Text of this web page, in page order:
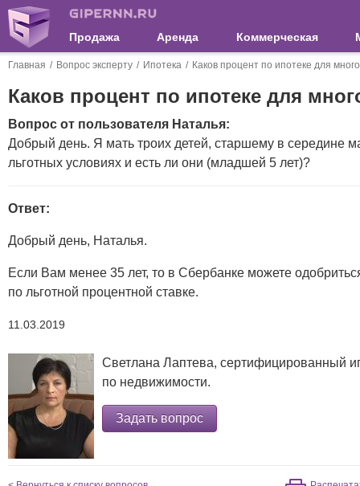
Продажа Аренда Коммерческая
Главная Вопрос эксперту Ипотека Каков процент по ипотеке для
Каков процент по ипотеке для
Вопрос от пользователя Наталья:
Добрый день. Я мать троих детей, старшему в середине
льготных условиях и есть ли они (младшей 5 лет)?
Ответ:
Добрый день, Наталья.
Если Вам менее 35 лет, то в Сбербанке можете
по льготной процентной ставке.
11.03.2019
Светлана Лаптева, сертифицированный
по недвижимости.
Задать вопрос